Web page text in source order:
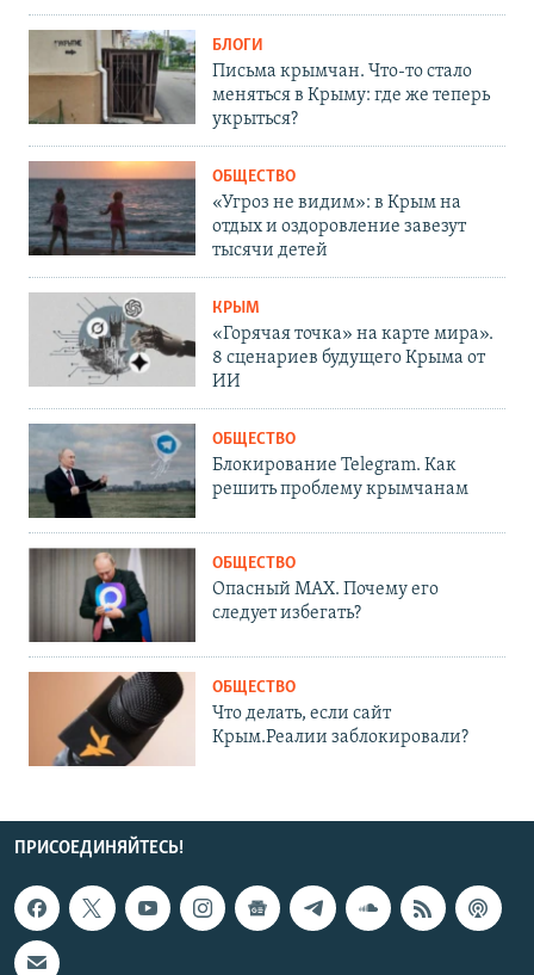
БЛОГИ
Письма крымчан. Что-то стало
меняться в Крыму: где же теперь
укрыться?
ОБЩЕСТВО
«Угроз не видим»: в Крым на
отдых и оздоровление завезут
тысячи детей
КРЫМ
«Горячая точка» на карте мира».
8 сценариев будущего Крыма от
ИИ
ОБЩЕСТВО
Блокирование Telegram. Как
решить проблему крымчанам
ОБЩЕСТВО
Опасный MAX. Почему его
следует избегать?
ОБЩЕСТВО
Что делать, если сайт
Крым.Реалии заблокировали?
ПРИСОЕДИНЯЙТЕСЬ!